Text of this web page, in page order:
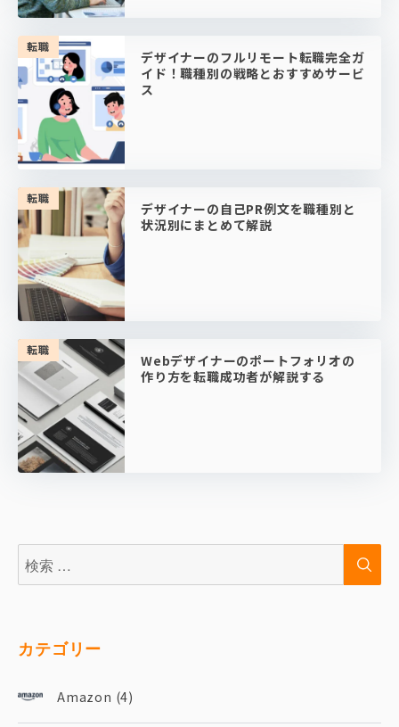
転職
デザイナーのフルリモート転職完全ガ
イド！職種別の戦略とおすすめサービ
ス
転職
デザイナーの自己PR例文を職種別と
状況別にまとめて解説
転職
Webデザイナーのポートフォリオの
作り方を転職成功者が解説する
検
索:
検
カテゴリー
Amazon (4)